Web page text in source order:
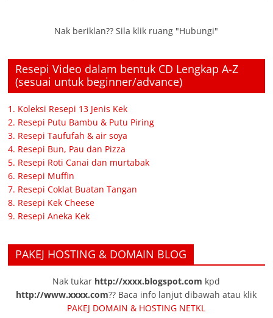
Nak beriklan?? Sila klik ruang "Hubungi"
Resepi Video dalam bentuk CD Lengkap A-Z
(sesuai untuk beginner/advance)
1. Koleksi Resepi 13 Jenis Kek
2. Resepi Putu Bambu & Putu Piring
3. Resepi Taufufah & air soya
4. Resepi Bun, Pau dan Pizza
5. Resepi Roti Canai dan murtabak
6. Resepi Muffin
7. Resepi Coklat Buatan Tangan
8. Resepi Kek Cheese
9. Resepi Aneka Kek
PAKEJ HOSTING & DOMAIN BLOG
Nak tukar http://xxxx.blogspot.com kpd
http://www.xxxx.com?? Baca info lanjut dibawah atau klik
PAKEJ DOMAIN & HOSTING NETKL